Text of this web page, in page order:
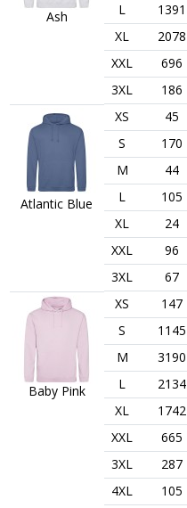
Ash
L
1391
XL
2078
XXL
696
3XL
186
Atlantic Blue
XS 45
S
170
M
44
L
105
XL
24
XXL
96
3XL
67
Baby Pink
XS 147
S
1145
M
3190
L
2134
XL
1742
XXL
665
3XL
287
4XL
105